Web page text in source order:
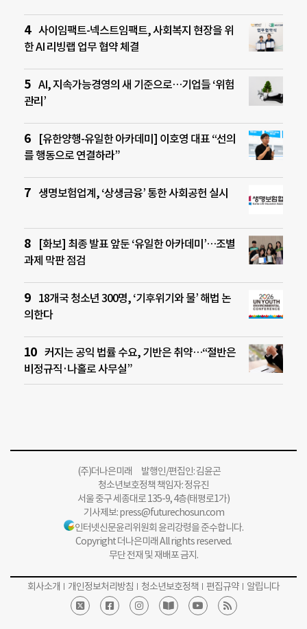
사이임팩트-넥스트임팩트, 사회복지 현장을 위
한 AI 리빙랩 업무 협약 체결
AI, 지속가능경영의 새 기준으로…기업들 ‘위험
관리’
[유한양행-유일한 아카데미] 이호영 대표 “선의
를 행동으로 연결하라”
생명보험업계, ‘상생금융’ 통한 사회공헌 실시
[화보] 최종 발표 앞둔 ‘유일한 아카데미’…조별
과제 막판 점검
18개국 청소년 300명, ‘기후위기와 물’ 해법 논
의한다
커지는 공익 법률 수요, 기반은 취약…“절반은
비정규직·나홀로 사무실”
(주)더나은미래 발행인/편집인: 김윤곤
청소년보호정책 책임자: 정유진
서울 중구 세종대로 135-9, 4층(태평로1가)
기사제보:press@futurechosun.com
인터넷신문윤리위원회 윤리강령을 준수합니다.
Copyright 더나은미래 All rights reserved.
무단 전재 및 재배포 금지.
회사소개 개인정보처리방침 청소년보호정책 편집규약 알립니다